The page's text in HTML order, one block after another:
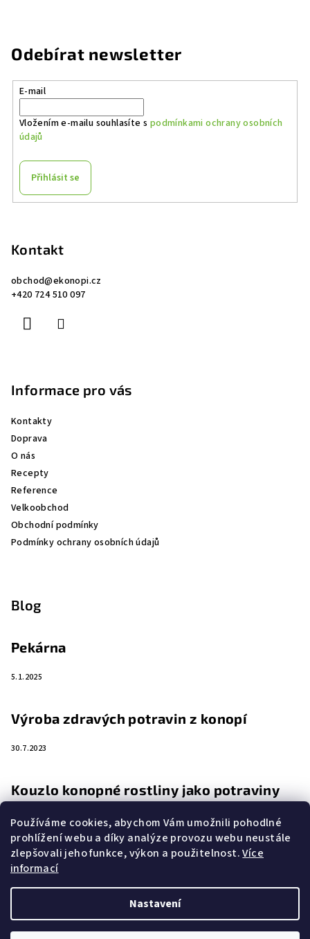
Používáme cookies, abychom Vám umožnili pohodlné
prohlížení webu a díky analýze provozu webu neustále
zlepšovali jeho funkce, výkon a použitelnost.Více
informací
Nastavení
Odebírat newsletter
E-mail
Vložením e-mailu souhlasíte s podmínkami ochrany osobních
údajů
Přihlásit se
Kontakt
obchod@ekonopi.cz
+420 724 510 097
Informace pro vás
Kontakty
Doprava
O nás
Recepty
Reference
Velkoobchod
Obchodní podmínky
Podmínky ochrany osobních údajů
Blog
Pekárna
5.1.2025
Výroba zdravých potravin z konopí
30.7.2023
Kouzlo konopné rostliny jako potraviny
4.4.2023
Zemědělství a rostlina budoucnosti
16.11.2022